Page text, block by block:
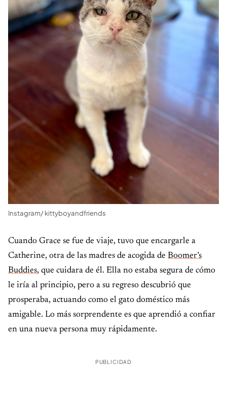
Instagram/ kittyboyandfriends
Cuando Grace se fue de viaje, tuvo que encargarle a
Catherine, otra de las madres de acogida de Boomer’s
Buddies, que cuidara de él. Ella no estaba segura de cómo
le iría al principio, pero a su regreso descubrió que
prosperaba, actuando como el gato doméstico más
amigable. Lo más sorprendente es que aprendió a confiar
en una nueva persona muy rápidamente.
PUBLICIDAD